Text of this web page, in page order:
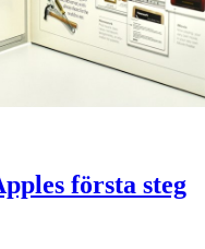
första steg